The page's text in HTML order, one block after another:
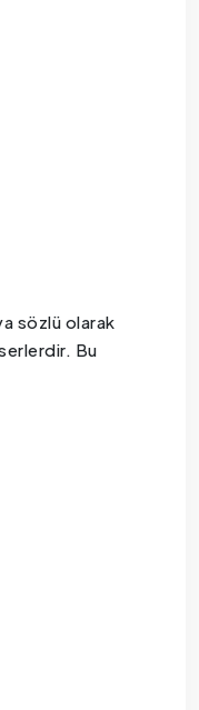
sözlü olarak
Bu